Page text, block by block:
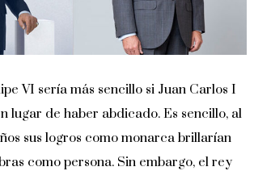
VI sería más sencillo si Juan Carlos I
lugar de haber abdicado. Es sencillo, al
sus logros como monarca brillarían
como persona. Sin embargo, el rey